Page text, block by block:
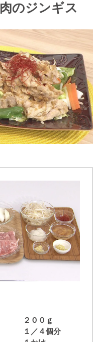
のジンギス
２００ｇ
１／４個分